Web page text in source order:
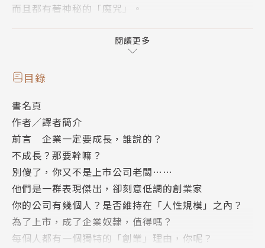
而且都有著神秘的「魔咒」。
想也知道，這麼好的公司，都有能力募集資金，讓公司
──也就是跟別的大公司一樣，要嘛併購別的公司，要
然而，他們還是搖頭，選擇「不」追求營收成長、
「不」擴大市場。
因為，在他們心中，還有別的目標，比「規模大、成長
快」要來得重要。
這個目標，常被許多主流大企業與新創公司忽略，但卻
是他們成功獲利的關鍵。
鲍．柏林罕在十年前發現了這群很低調、但卻很成功的
閱讀更多
目錄
書名頁
作者／譯者簡介
前言 企業一定要成長，誰說的？
不成長？那要幹嘛？
別傻了，你又不是上市公司老闆……
他們是一群表現傑出，卻刻意低調的創業家
你的公司有幾個人？是否維持在「人性規模」之內？
為了上市，成了企業奴隸，值得嗎？
每個人都有一個獨特的「創業」理由，你呢？